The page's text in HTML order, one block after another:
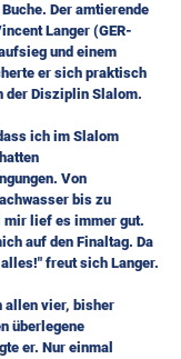
Der amtierende
Langer (GER-
und einem
er sich praktisch
der Disziplin Slalom.
ich im Slalom
Von
bis zu
mir lief es immer gut.
auf den Finaltag. Da
freut sich Langer.
allen vier, bisher
überlegene
er. Nur einmal